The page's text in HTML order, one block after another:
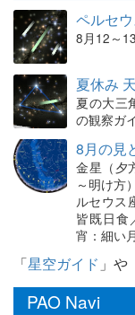
ペルセ
8月12～
夏休み
夏の大三
の観察ガ
8月の見
金星（夕
～明け方
ルセウス
皆既日食
宵：細い
「星空ガイド 」や
PAO Navi